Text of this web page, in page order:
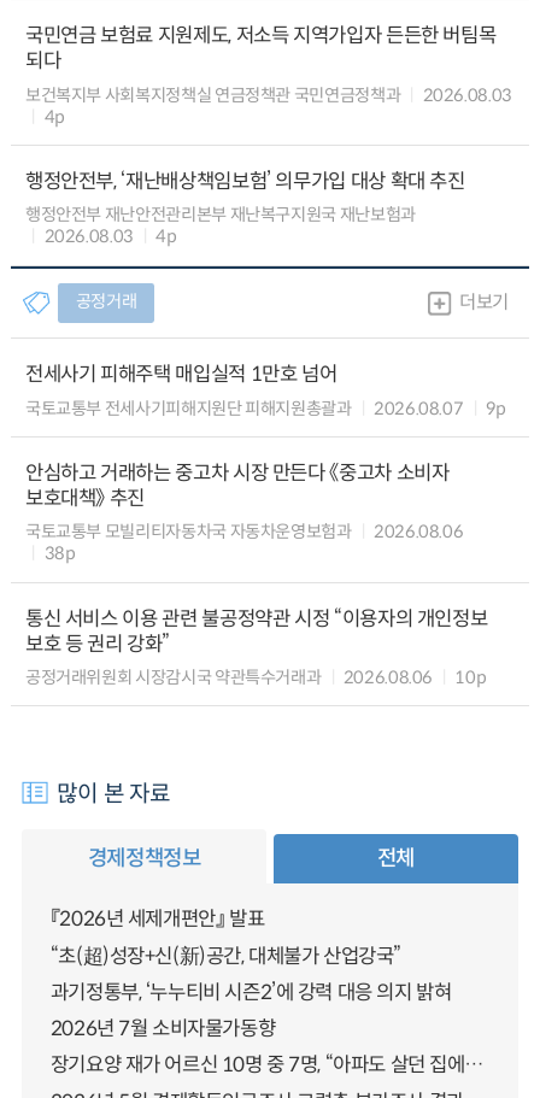
국민연금 보험료 지원제도, 저소득 지역가입자 든든한 버팀목
되다
보건복지부 사회복지정책실 연금정책관 국민연금정책과
2026.08.03
4p
행정안전부, ‘재난배상책임보험’ 의무가입 대상 확대 추진
행정안전부 재난안전관리본부 재난복구지원국 재난보험과
2026.08.03
4p
공정거래 더보기
전세사기 피해주택 매입실적 1만호 넘어
국토교통부 전세사기피해지원단 피해지원총괄과 2026.08.07 9p
안심하고 거래하는 중고차 시장 만든다 《중고차 소비자
보호대책》 추진
국토교통부 모빌리티자동차국 자동차운영보험과
2026.08.06
38p
통신 서비스 이용 관련 불공정약관 시정 “이용자의 개인정보
보호 등 권리 강화”
공정거래위원회 시장감시국 약관특수거래과 2026.08.06 10p
많이 본 자료
경제정책정보 전체
『2026년 세제개편안』 발표
“초(超)성장+신(新)공간, 대체불가 산업강국”
과기정통부, ‘누누티비 시즌2’에 강력 대응 의지 밝혀
2026년 7월 소비자물가동향
장기요양 재가 어르신 10명 중 7명, “아파도 살던 집에서 살겠다” 「2025년 장기요양실태조사」 결과 발표